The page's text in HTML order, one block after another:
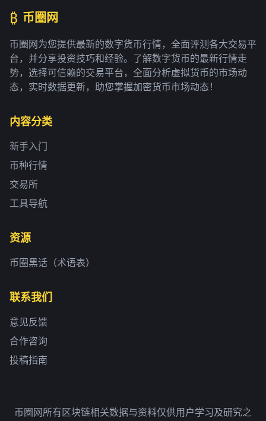
₿ 币圈网
币圈网为您提供最新的数字货币行情，全面评测各大交易平
台，并分享投资技巧和经验。了解数字货币的最新行情走
势，选择可信赖的交易平台，全面分析虚拟货币的市场动
态，实时数据更新，助您掌握加密货币市场动态！
内容分类
新手入门
币种行情
交易所
工具导航
资源
币圈黑话（术语表）
联系我们
意见反馈
合作咨询
投稿指南
币圈网所有区块链相关数据与资料仅供用户学习及研究之